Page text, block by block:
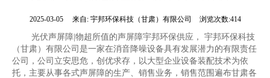
2025-03-05 来自: 宇邦环保科技（甘肃）有限公司 浏览次数:414
光伏声屏障|物超所值的声屏障宇邦环保供应， 宇邦环保科技
（甘肃）有限公司是一家在消音降噪设备具有发展潜力的有限责任
公司，公司立安思危，创优求存，以大型企业设备装配技术为依
托，主要从事各式声屏障的生产、销售业务，销售范围遍布甘肃各